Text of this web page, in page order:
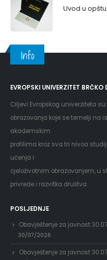
Uvod u
Info
EVROPSKI UNIVERZITET BRČKO
Ciljevi Evropskog univerziteta
obrazovanja koje se temelji na
akademskim
profilima kroz sva tri nivoa
učenja i
cjeloživotnim obrazovanjem, u
privrede i razvitka društva.
POSLJEDNJE
Obavještenje za javnost
30/07/2026
Obavještenje za javnost